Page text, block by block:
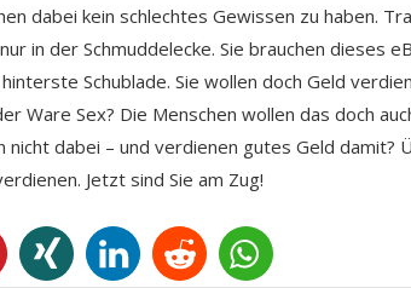
dabei kein schlechtes Gewissen zu haben.
in der Schmuddelecke. Sie brauchen dieses
Schublade. Sie wollen doch Geld
Ware Sex? Die Menschen wollen das doch
nicht dabei – und verdienen gutes Geld damit?
Jetzt sind Sie am Zug!